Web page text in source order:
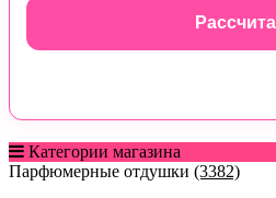
Категории магазина
Парфюмерные отдушки (3382)